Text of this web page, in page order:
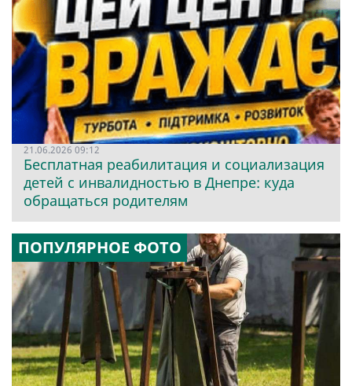
21.06.2026 09:12
Бесплатная реабилитация и социализация
детей с инвалидностью в Днепре: куда
обращаться родителям
ПОПУЛЯРНОЕ ФОТО